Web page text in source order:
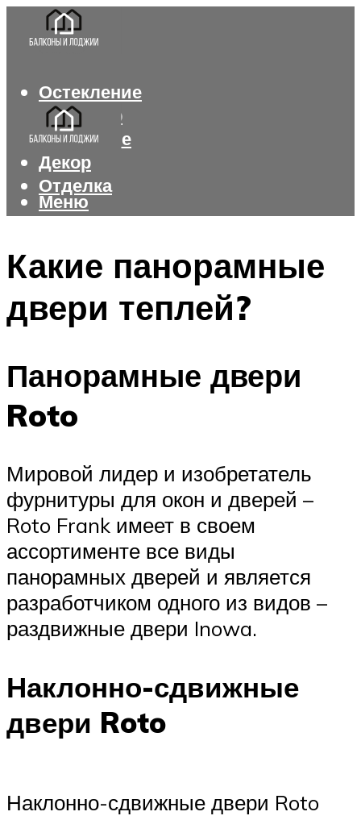
Остекление
Интерьер
Утепление
Декор
Отделка
Меню
Какие панорамные
двери теплей?
Панорамные двери
Roto
Мировой лидер и изобретатель
фурнитуры для окон и дверей –
Roto Frank имеет в своем
ассортименте все виды
панорамных дверей и является
разработчиком одного из видов –
раздвижные двери Inowa.
Наклонно-сдвижные
двери Roto
Наклонно-сдвижные двери Roto